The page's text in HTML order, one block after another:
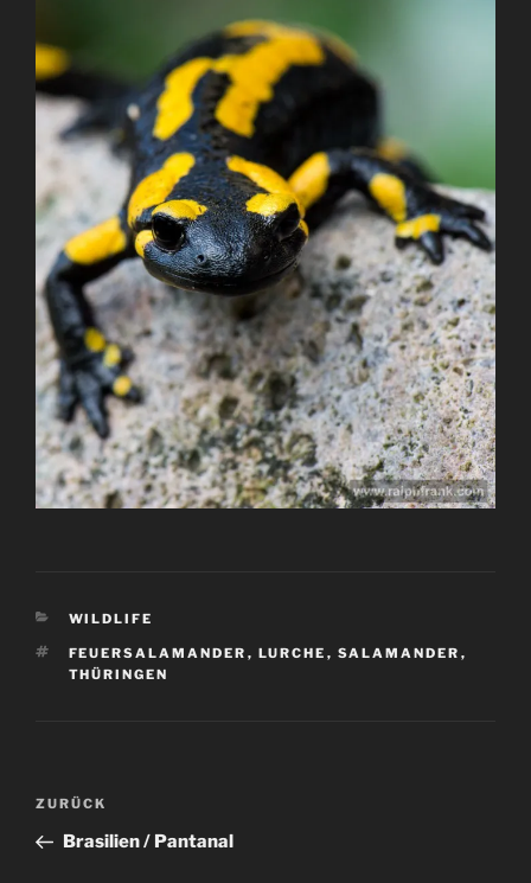
KATEGORIEN
WILDLIFE
SCHLAGWÖRTER
FEUERSALAMANDER , LURCHE , SALAMANDER ,
THÜRINGEN
Beitragsnavigation
Vorheriger
Beitrag
ZURÜCK
Brasilien / Pantanal